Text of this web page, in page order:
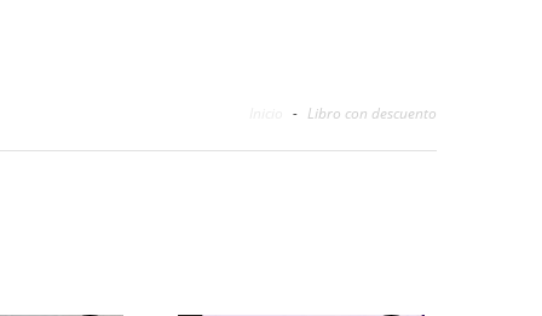
- Libro con descuento